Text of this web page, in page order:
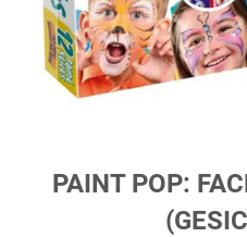
Zum
AnfangPAINT POP: